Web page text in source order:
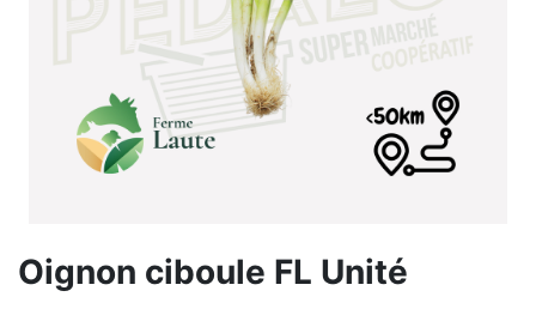
Oignon ciboule FL Unité